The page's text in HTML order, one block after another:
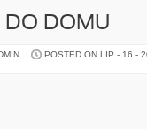
DO DOMU
POSTED ON LIP - 16 -